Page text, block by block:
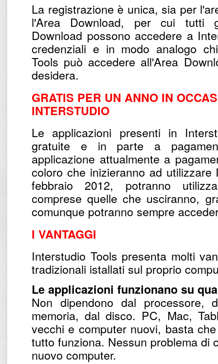
La registrazione è unica, sia per
l'Area Download, per cui tutti
Download possono accedere a
credenziali e in modo analogo
Tools può accedere all'Area
desidera.
GRATIS PER UN ANNO IN
INTERSTUDIO
Le applicazioni presenti in
gratuite e in parte a
applicazione attualmente a
coloro che inizieranno ad
febbraio 2012, potranno
comprese quelle che usciranno,
comunque potranno sempre
I VANTAGGI
Interstudio Tools presenta molti
tradizionali istallati sul proprio
Le applicazioni funzionano su
Non dipendono dal processore,
memoria, dal disco. PC, Mac,
vecchi e computer nuovi, basta
tutto funziona. Nessun problema di
nuovo computer.